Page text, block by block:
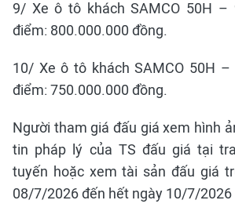
9/ Xe ô tô khách SAMCO 50H –
điểm: 800.000.000 đồng.
10/ Xe ô tô khách SAMCO 50H –
điểm: 750.000.000 đồng.
Người tham giá đấu giá xem hình
tin pháp lý của TS đấu giá tại
tuyến hoặc xem tài sản đấu giá
08/7/2026 đến hết ngày 10/7/2026